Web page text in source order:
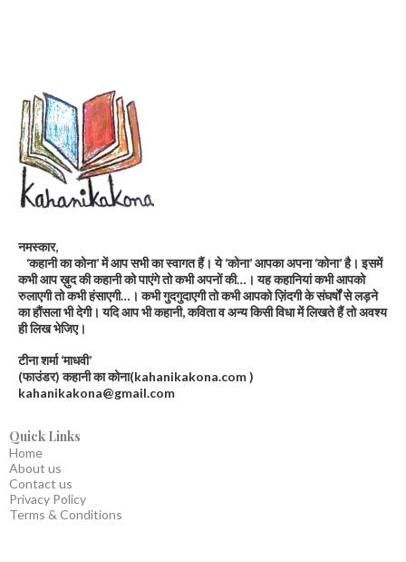
नमस्कार,
‘कहानी का कोना’ में आप सभी का स्वागत हैं। ये ‘कोना’ आपका अपना ‘कोना’ है। इसमें
कभी आप ख़ुद की कहानी को पाएंगे तो कभी अपनों की…। यह कहानियां कभी आपको
रुलाएगी तो कभी हंसाएगी…। कभी गुदगुदाएगी तो कभी आपको ज़िंदगी के संघर्षों से लड़ने
का हौंसला भी देगी। यदि आप भी कहानी, कविता व अन्य किसी विधा में लिखते हैं तो अवश्य
ही लिख भेजिए।
टीना शर्मा ‘माधवी’
(फाउंडर) कहानी का कोना(kahanikakona.com )
kahanikakona@gmail.com
Quick Links
Home
About us
Contact us
Privacy Policy
Terms & Conditions